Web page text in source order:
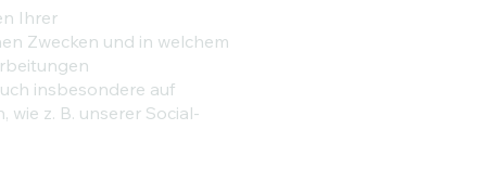
Ihrer
Zwecken und in welchem
insbesondere auf
z. B. unserer Social-